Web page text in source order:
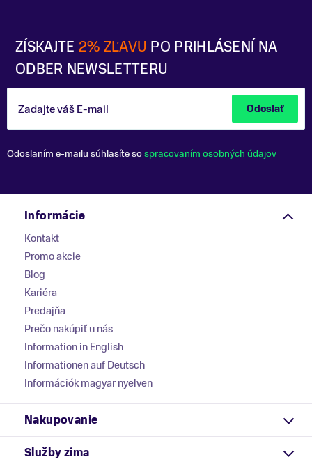
ZÍSKAJTE 2% ZĽAVU PO PRIHLÁSENÍ NA
ODBER NEWSLETTERU
Zadajte váš E-mail Odoslať
Odoslaním e-mailu súhlasíte sospracovaním osobných údajov
Informácie
Kontakt
Promo akcie
Blog
Kariéra
Predajňa
Prečo nakúpiť u nás
Information in English
Informationen auf Deutsch
Információk magyar nyelven
Nakupovanie
Služby zima